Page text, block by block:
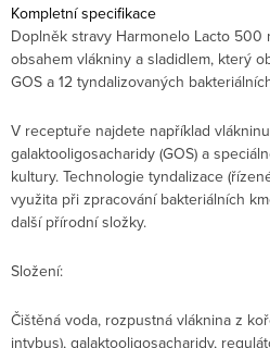
Kompletní specifikace
Doplněk stravy Harmonelo Lacto 500
obsahem vlákniny a sladidlem, který
GOS a 12 tyndalizovaných
V receptuře najdete například
galaktooligosacharidy (GOS) a
kultury. Technologie tyndalizace
využita při zpracování bakteriálních
další přírodní složky.
Složení:
Čištěná voda, rozpustná vláknina z
intybus), galaktooligosacharidy,